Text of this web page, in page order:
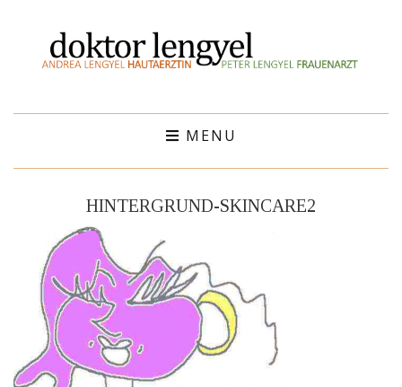
MENU
HINTERGRUND-SKINCARE2